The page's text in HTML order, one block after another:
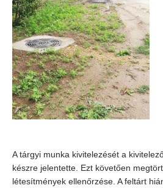
A tárgyi munka kivitelezését a
készre jelentette. Ezt követően
létesítmények ellenőrzése. A feltárt